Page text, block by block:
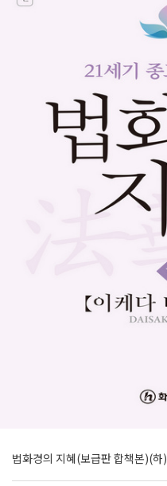
법화경의 지혜(보급판 합책본)(하)